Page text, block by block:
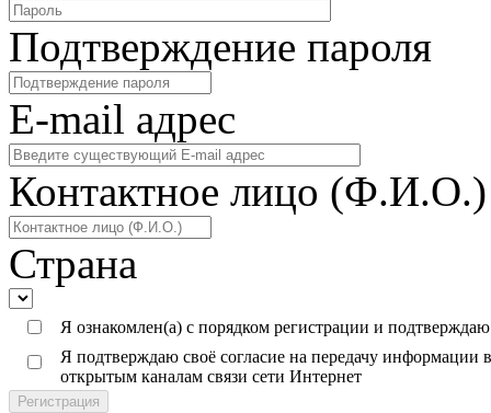
Подтверждение пароля
E-mail адреc
Контактное лицо (Ф.И.О.)
Страна
Я ознакомлен(а) с порядком регистрации и
Я подтверждаю своё согласие на передачу
открытым каналам связи сети Интернет
Регистрация